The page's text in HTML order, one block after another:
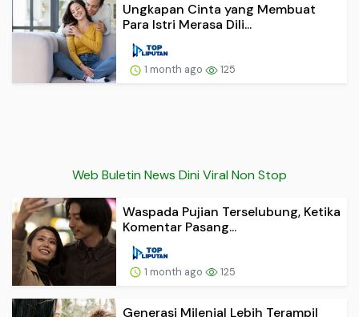
Ungkapan Cinta yang Membuat
Para Istri Merasa Dili...
1 month ago 125
Web Buletin News Dini Viral Non Stop
Waspada Pujian Terselubung, Ketika
Komentar Pasang...
1 month ago 125
Generasi Milenial Lebih Terampil